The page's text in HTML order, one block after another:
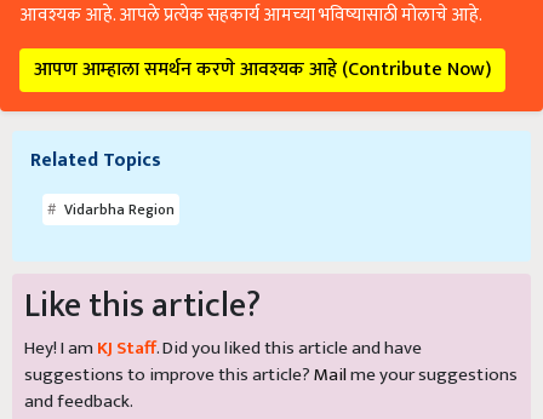
आवश्यक आहे. आपले प्रत्येक सहकार्य आमच्या भविष्यासाठी मोलाचे आहे.
आपण आम्हाला समर्थन करणे आवश्यक आहे (Contribute Now)
Related Topics
Vidarbha Region
Like this article?
Hey! I am KJ Staff. Did you liked this article and have
suggestions to improve this article?Mailme your suggestions
and feedback.